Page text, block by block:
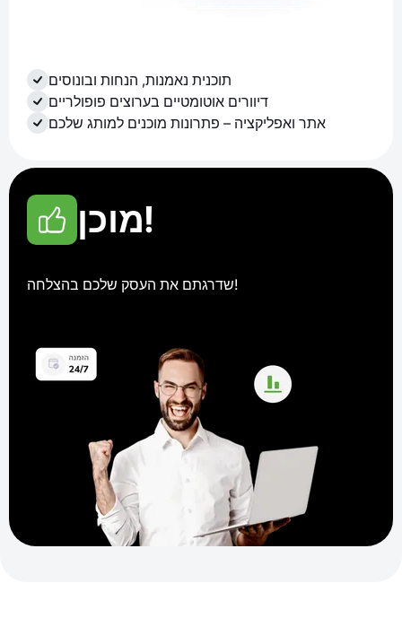
תוכנית נאמנות, הנחות ובונוסים
דיוורים אוטומטיים בערוצים פופולריים
אתר ואפליקציה – פתרונות מוכנים למותג שלכם
מוכן!
שדרגתם את העסק שלכם בהצלחה!